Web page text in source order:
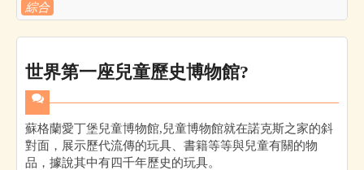
綜合
世界第一座兒童歷史博物館?
蘇格蘭愛丁堡兒童博物館,兒童博物館就在諾克斯之家的斜
對面，展示歷代流傳的玩具、書籍等等與兒童有關的物
品，據說其中有四千年歷史的玩具。